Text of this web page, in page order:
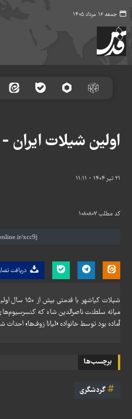
جمعه ۱۶ مرداد ۱۴۰۵
۲۱ تیر ۱۴۰۴ - ۱۱:۱۱
کد مطلب ۱۰۸۰۸۰۷
دریافت
اولین شیلات ایران
شیلات
میانه سلطنت ناصرالدین شاه که
آماده بود توسط خانواده «لیانا زوف‌ها» احداث
برچسب‌ها
گردشگری